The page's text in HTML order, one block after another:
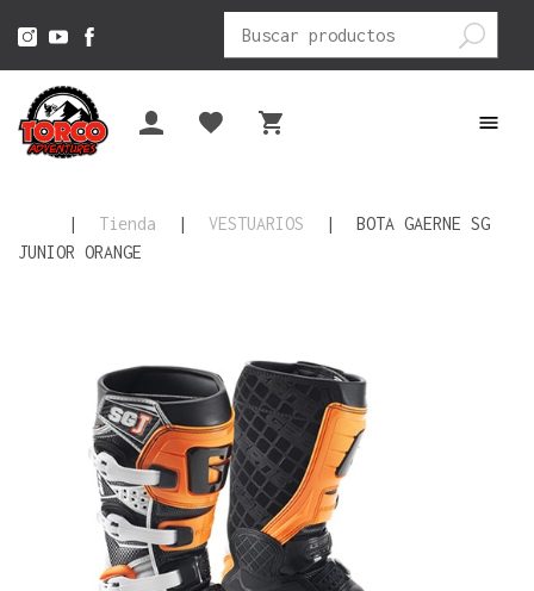
Buscar
por:
| Tienda | VESTUARIOS |
BOTA GAERNE SG
JUNIOR ORANGE